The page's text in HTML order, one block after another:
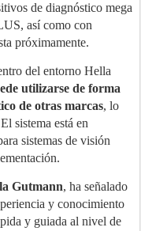
de diagnóstico mega
así como con
próximamente.
del entorno Hella
utilizarse de forma
de otras marcas, lo
sistema está en
sistemas de visión
Gutmann, ha señalado
y conocimiento
y guiada al nivel de